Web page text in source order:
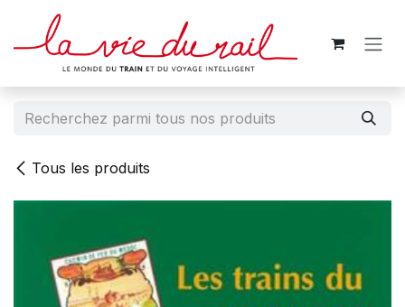
Se rendre au contenu
Tous les produits